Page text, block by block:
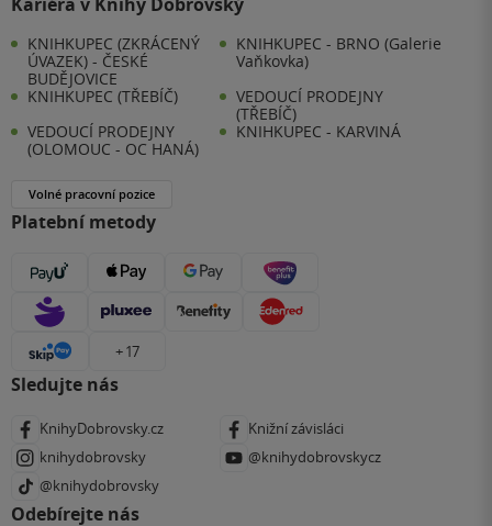
KNIHKUPEC (ZKRÁCENÝ
ÚVAZEK) - ČESKÉ
BUDĚJOVICE
KNIHKUPEC - BRNO (Galerie
Vaňkovka)
KNIHKUPEC (TŘEBÍČ)
VEDOUCÍ PRODEJNY
(TŘEBÍČ)
VEDOUCÍ PRODEJNY
(OLOMOUC - OC HANÁ)
KNIHKUPEC - KARVINÁ
Volné pracovní pozice
Platební metody
+ 17
Sledujte nás
KnihyDobrovsky.cz
Knižní závisláci
knihydobrovsky
@knihydobrovskycz
@knihydobrovsky
Odebírejte nás